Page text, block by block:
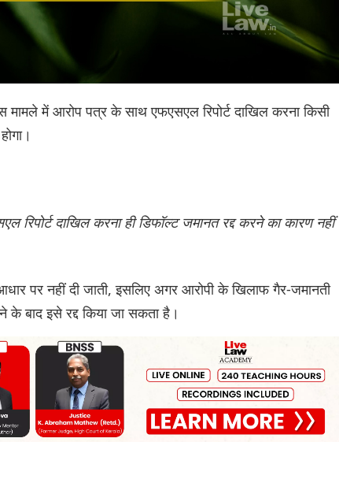
मामले में आरोप पत्र के साथ एफएसएल रिपोर्ट दाखिल करना किसी
दाखिल करना ही डिफॉल्ट जमानत रद्द करने का कारण नहीं
पर नहीं दी जाती, इसलिए अगर आरोपी के खिलाफ गैर-जमानती
के बाद इसे रद्द किया जा सकता है।